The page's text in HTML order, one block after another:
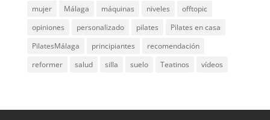
mujer
Málaga máquinas niveles
offtopic
opiniones
personalizado pilates
Pilates en casa
PilatesMálaga
principiantes
recomendación
reformer
salud silla suelo Teatinos vídeos